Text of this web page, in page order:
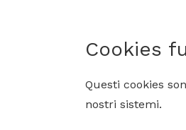
Cookies
Questi cookies
nostri sistemi.